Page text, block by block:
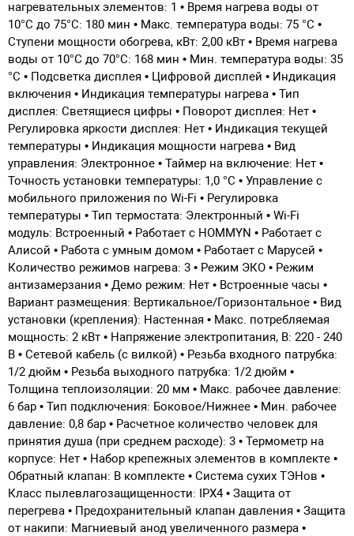
нагревательных элементов: 1 • Время нагрева воды от
10°С до 75°С: 180 мин • Макс. температура воды: 75 °С •
Ступени мощности обогрева, кВт: 2,00 кВт • Время нагрева
воды от 10°С до 70°С: 168 мин • Мин. температура воды: 35
°С • Подсветка дисплея • Цифровой дисплей • Индикация
включения • Индикация температуры нагрева • Тип
дисплея: Светящиеся цифры • Поворот дисплея: Нет •
Регулировка яркости дисплея: Нет • Индикация текущей
температуры • Индикация мощности нагрева • Вид
управления: Электронное • Таймер на включение: Нет •
Точность установки температуры: 1,0 °С • Управление c
мобильного приложения по Wi-Fi • Регулировка
температуры • Тип термостата: Электронный • Wi-Fi
модуль: Встроенный • Работает с HOMMYN • Работает с
Алисой • Работа с умным домом • Работает с Марусей •
Количество режимов нагрева: 3 • Режим ЭКО • Режим
антизамерзания • Демо режим: Нет • Встроенные часы •
Вариант размещения: Вертикальное/Горизонтальное • Вид
установки (крепления): Настенная • Макс. потребляемая
мощность: 2 кВт • Напряжение электропитания, В: 220 - 240
В • Сетевой кабель (с вилкой) • Резьба входного патрубка:
1/2 дюйм • Резьба выходного патрубка: 1/2 дюйм •
Толщина теплоизоляции: 20 мм • Макс. рабочее давление:
6 бар • Тип подключения: Боковое/Нижнее • Мин. рабочее
давление: 0,8 бар • Расчетное количество человек для
принятия душа (при среднем расходе): 3 • Термометр на
корпусе: Нет • Набор крепежных элементов в комплекте •
Обратный клапан: В комплекте • Система сухих ТЭНов •
Класс пылевлагозащищенности: IPX4 • Защита от
перегрева • Предохранительный клапан давления • Защита
от накипи: Магниевый анод увеличенного размера •